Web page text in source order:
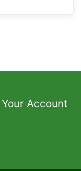
Account